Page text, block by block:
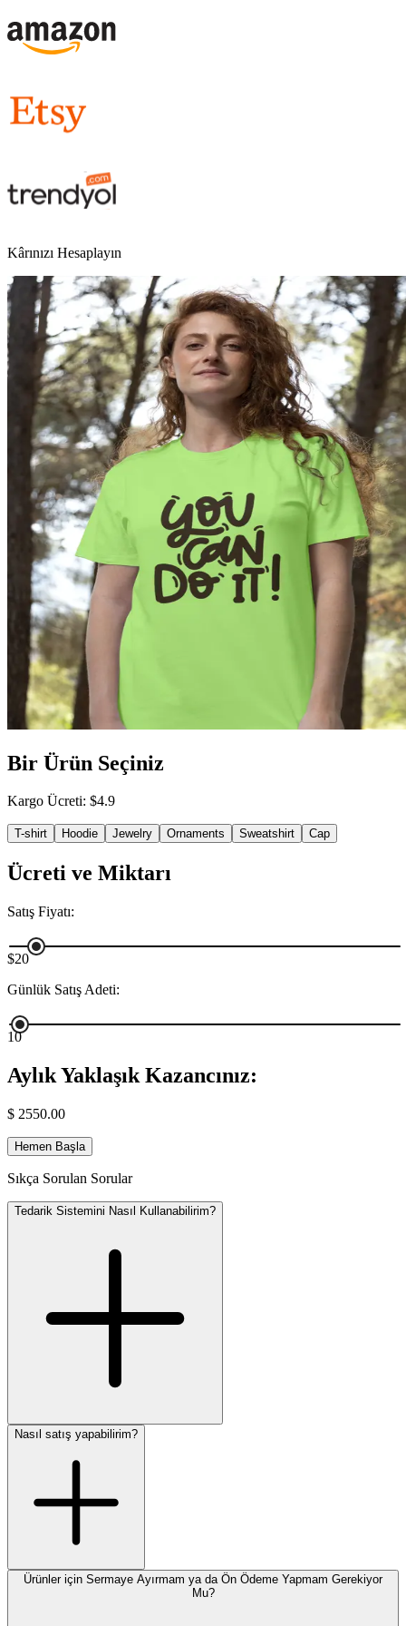
Kârınızı Hesaplayın
Bir Ürün Seçiniz
Kargo Ücreti: $4.9
T-shirt Hoodie Jewelry Ornaments Sweatshirt Cap
Ücreti ve Miktarı
Satış Fiyatı:
$20
Günlük Satış Adeti:
10
Aylık Yaklaşık Kazancınız:
$ 2550.00
Hemen Başla
Sıkça Sorulan Sorular
Tedarik Sistemini Nasıl Kullanabilirim?
Nasıl satış yapabilirim?
Ürünler için Sermaye Ayırmam ya da Ön Ödeme Yapmam Gerekiyor
Mu?